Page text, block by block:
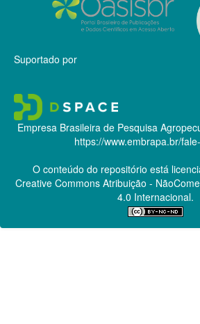
Suportado por
Empresa Brasileira de Pesquisa
https://www.embrapa.br/
O conteúdo do repositório está
Creative CommonsAtribuição -
4.0 Internacional.